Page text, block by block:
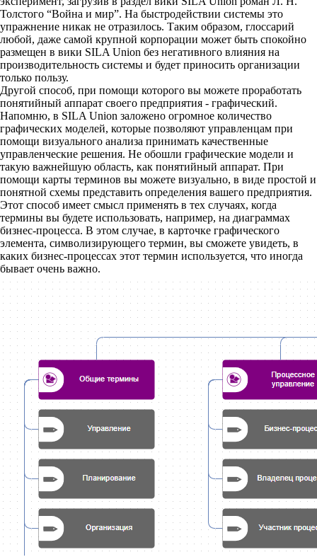
Толстого “Война и мир”. На быстродействии системы это
упражнение никак не отразилось. Таким образом, глоссарий
любой, даже самой крупной корпорации может быть спокойно
размещен в вики SILA Union без негативного влияния на
производительность системы и будет приносить организации
только пользу.
Другой способ, при помощи которого вы можете проработать
понятийный аппарат своего предприятия - графический.
Напомню, в SILA Union заложено огромное количество
графических моделей, которые позволяют управленцам при
помощи визуального анализа принимать качественные
управленческие решения. Не обошли графические модели и
такую важнейшую область, как понятийный аппарат. При
помощи карты терминов вы можете визуально, в виде простой и
понятной схемы представить определения вашего предприятия.
Этот способ имеет смысл применять в тех случаях, когда
термины вы будете использовать, например, на диаграммах
бизнес-процесса. В этом случае, в карточке графического
элемента, символизирующего термин, вы сможете увидеть, в
каких бизнес-процессах этот термин используется, что иногда
бывает очень важно.